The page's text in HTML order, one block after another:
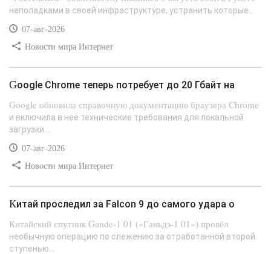
неполадками в своей инфраструктуре, устранить которые...
07-авг-2026
Новости мира Интернет
Google Chrome теперь потребует до 20 Гбайт на
Google обновила справочную документацию браузера Chrome
и включила в неё технические требования для локальной
загрузки...
07-авг-2026
Новости мира Интернет
Китай проследил за Falcon 9 до самого удара о
Китайский спутник Gande-1 01 («Ганьдэ-1 01») провёл
необычную операцию по слежению за отработанной второй
ступенью...